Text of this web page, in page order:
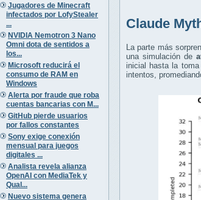
Jugadores de Minecraft
infectados por LofyStealer
...
NVIDIA Nemotron 3 Nano
Omni dota de sentidos a
los...
Microsoft reducirá el
consumo de RAM en
Windows
Alerta por fraude que roba
cuentas bancarias con M...
GitHub pierde usuarios
por fallos constantes
Sony exige conexión
mensual para juegos
digitales ...
Analista revela alianza
OpenAI con MediaTek y
Qual...
Nuevo sistema genera
Claude
La parte más
una simulación de
inicial hasta la
intentos,